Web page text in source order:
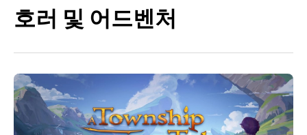
호러 및 어드벤처